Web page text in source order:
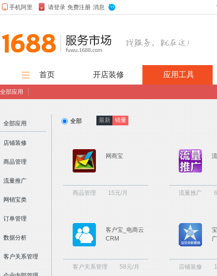
首页
开店
装修
旺铺装修 图片美化 店招设计
官网模板
服饰模板
工具
流量推广
商品管理
绩效管理
千牛插件
服务
开店装修 应用工具
全部应用
全部应用
店铺装修
商品管理
流量推广
网销宝类
订单管理
数据分析
客户关系管理
全部 最新 销量
网商宝
商品管理 15元/月 流量推广
客户宝_电商云
CRM
客户关系管理 58元/月
广
店铺装修